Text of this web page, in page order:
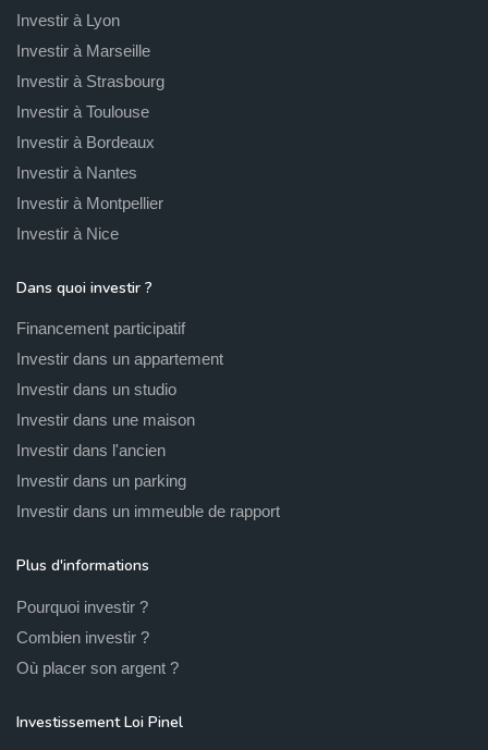
Investir à Lyon
Investir à Marseille
Investir à Strasbourg
Investir à Toulouse
Investir à Bordeaux
Investir à Nantes
Investir à Montpellier
Investir à Nice
Dans quoi investir ?
Financement participatif
Investir dans un appartement
Investir dans un studio
Investir dans une maison
Investir dans l'ancien
Investir dans un parking
Investir dans un immeuble de rapport
Plus d'informations
Pourquoi investir ?
Combien investir ?
Où placer son argent ?
Investissement Loi Pinel